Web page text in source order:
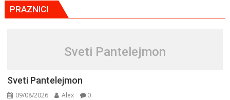
PRAZNICI
Sveti Pantelejmon
Sveti Pantelejmon
09/08/2026 Alex 0